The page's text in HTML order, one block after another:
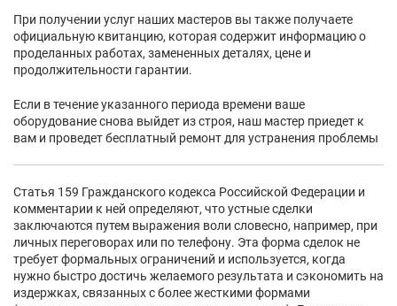
При получении услуг наших мастеров вы также получаете
официальную квитанцию, которая содержит информацию о
проделанных работах, замененных деталях, цене и
продолжительности гарантии.
Если в течение указанного периода времени ваше
оборудование снова выйдет из строя, наш мастер приедет к
вам и проведет бесплатный ремонт для устранения проблемы
Статья 159 Гражданского кодекса Российской Федерации и
комментарии к ней определяют, что устные сделки
заключаются путем выражения воли словесно, например, при
личных переговорах или по телефону. Эта форма сделок не
требует формальных ограничений и используется, когда
нужно быстро достичь желаемого результата и сэкономить на
издержках, связанных с более жесткими формами